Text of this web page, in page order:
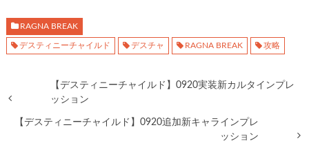
RAGNA BREAK
デスティニーチャイルド デスチャ RAGNA BREAK 攻略
【デスティニーチャイルド】0920実装新カルタインプレ
ッション
【デスティニーチャイルド】0920追加新キャラインプレ
ッション